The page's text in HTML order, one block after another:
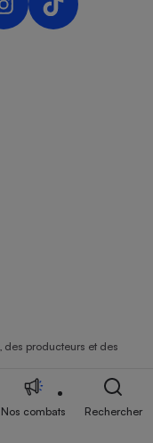
des producteurs et des
Nos combats Rechercher